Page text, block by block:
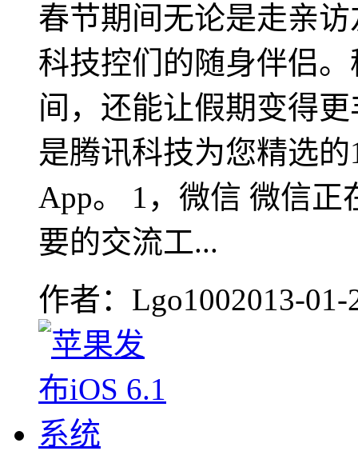
春节期间无论是走亲
科技控们的随身伴侣
间，还能让假期变得
是腾讯科技为您精选
App。 1，微信 微信
要的交流工...
作者：Lgo1002013-01-